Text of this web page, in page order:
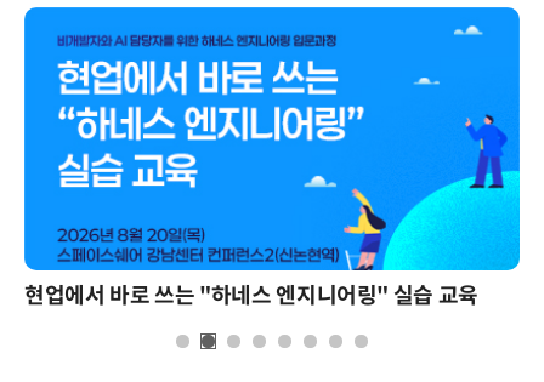
현업에서 바로 쓰는 "하네스 엔지니어링" 실습 교육